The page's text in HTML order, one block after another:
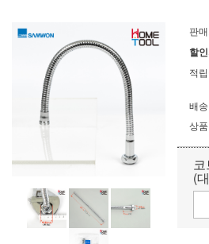
판
할
적
배
상
(